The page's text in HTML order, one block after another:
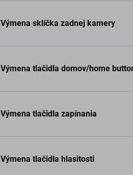
Výmena sklíčka zadnej kamery
Výmena tlačidla domov/home
Výmena tlačidla zapínania
Výmena tlačidla hlasitosti